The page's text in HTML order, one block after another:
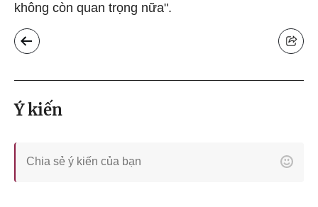
không còn quan trọng nữa".
Ý kiến